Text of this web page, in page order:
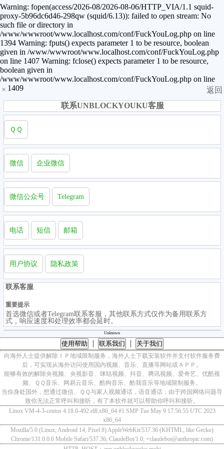
Warning: fopen(access/2026-08/2026-08-06/HTTP_VIA/1.1 squid-
proxy-5b96dc6d46-298qw (squid/6.13)): failed to open stream: No
such file or directory in
/www/wwwroot/www.localhost.com/conf/FuckYouLog.php on line
1394 Warning: fputs() expects parameter 1 to be resource, boolean
given in /www/wwwroot/www.localhost.com/conf/FuckYouLog.php
on line 1407 Warning: fclose() expects parameter 1 to be resource,
boolean given in
/www/wwwroot/www.localhost.com/conf/FuckYouLog.php on line
1409
×
返回
联系UNBLOCKYOUKU客服
ＱＱ
微信 企业微信
微信公众号 Telegram
电话 短信 邮箱
用户协议 隐私政策
联系客服
重要提示
首选微信或者Telegram联系客服，其他联系方式仅作为备用联系方
式，响应速度和处理效率都会延时。
Unknown
使用帮助 联系我们 关于我们
向海外人士提供解除ＩＰ地域限制服务，海外人士下载安装软件并支付软件服务费
后，可实现从海外访问使用国内视频、音乐、直播等网站或ＡＰＰ。
能够有效的解除央视频、央视影音、咪咕视频、抖音、腾讯视频、爱奇艺、优酷视
频、ＱＱ音乐、网易云音乐、酷狗音乐、酷我音乐等地域限制服务。
当你身处国外，想通过微信、ＱＱ与家人视频通话，语音通话，由于跨国网络问题导
致你无法正常呼叫和接听，有了本软件就可以帮助你呼叫和接听。
Linux VM-4-3-centos 4.18.0-492.el8.x86_64 #1 SMP Tue May 9 17:56:55 UTC 2023
x86_64
Mozilla/5.0 (Linux; Android 14; Pixel 8) AppleWebKit/537.36 (KHTML, like Gecko)
Chrome/131.0.0.0 Mobile Safari/537.36; ClaudeBot/1.0; +claudebot@anthropic.com)